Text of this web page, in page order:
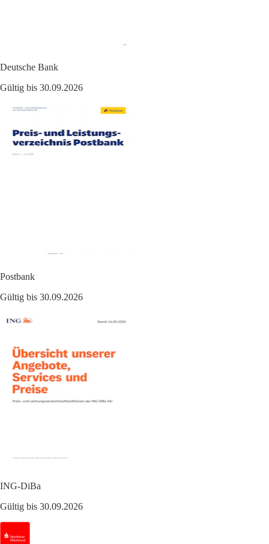
Deutsche Bank
Gültig bis 30.09.2026
Postbank
Gültig bis 30.09.2026
ING-DiBa
Gültig bis 30.09.2026